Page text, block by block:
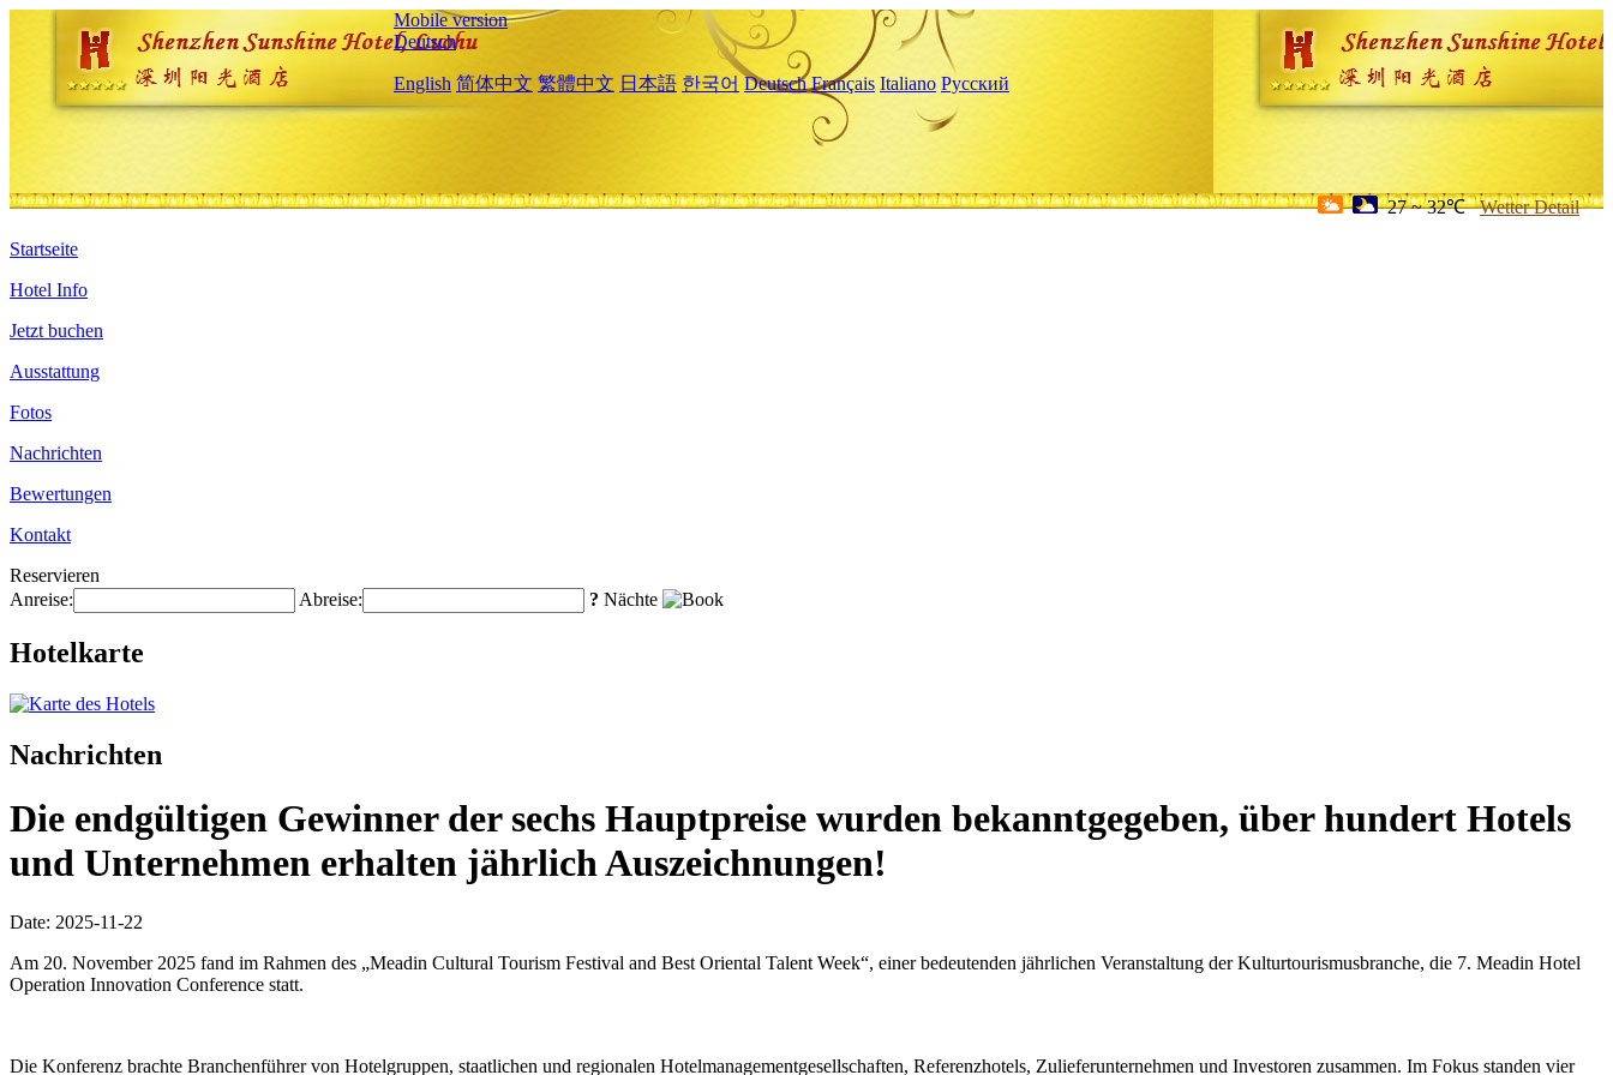
Mobile version
Deutsch
English 简体中文 繁體中文 日本語 한국어 Deutsch Français Italiano Русский
27 ~ 32℃ Wetter Detail
Startseite
Hotel Info
Jetzt buchen
Ausstattung
Fotos
Nachrichten
Bewertungen
Kontakt
Reservieren
Anreise:
Abreise: ? Nächte
Hotelkarte
Nachrichten
Die endgültigen Gewinner der sechs Hauptpreise wurden bekanntgegeben, über hundert Hotels
und Unternehmen erhalten jährlich Auszeichnungen!
Date: 2025-11-22
Am 20. November 2025 fand im Rahmen des „Meadin Cultural Tourism Festival and Best Oriental Talent Week“, einer bedeutenden jährlichen Veranstaltung der Kulturtourismusbranche, die 7. Meadin Hotel
Operation Innovation Conference statt.
Die Konferenz brachte Branchenführer von Hotelgruppen, staatlichen und regionalen Hotelmanagementgesellschaften, Referenzhotels, Zulieferunternehmen und Investoren zusammen. Im Fokus standen vier